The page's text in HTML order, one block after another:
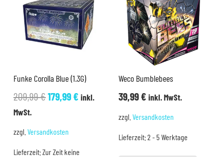
Funke Corolla Blue (1.3G)
209,99€Ursprünglicher
179,99€Aktueller
inkl.
MwSt.
zzgl. Versandkosten
Lieferzeit:Zur Zeit keine
Weco Bumblebees
39,99€ inkl. MwSt.
zzgl. Versandkosten
Lieferzeit:2 - 5 Werktage